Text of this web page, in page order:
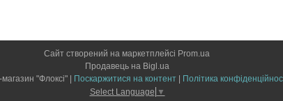
Сайт створений на маркетплейсі Prom.ua
Продавець на Bigl.ua
Поскаржитися на контент
Політика
Select Language ▼